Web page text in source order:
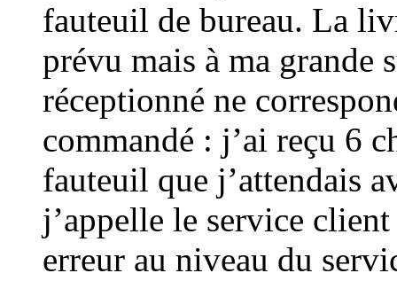
fauteuil de bureau. La
prévu mais à ma grande
réceptionné ne
commandé : j’ai reçu 6
fauteuil que j’attendais
j’appelle le service
erreur au niveau du